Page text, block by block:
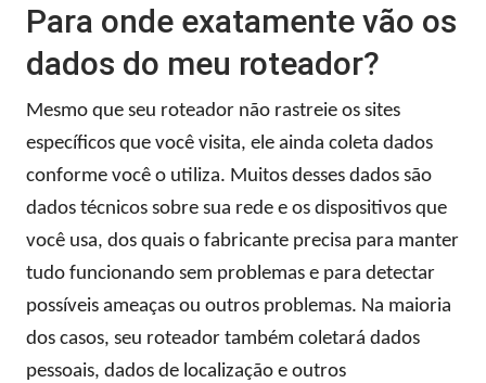
Para onde exatamente vão os
dados do meu roteador?
Mesmo que seu roteador não rastreie os sites
específicos que você visita, ele ainda coleta dados
conforme você o utiliza. Muitos desses dados são
dados técnicos sobre sua rede e os dispositivos que
você usa, dos quais o fabricante precisa para manter
tudo funcionando sem problemas e para detectar
possíveis ameaças ou outros problemas. Na maioria
dos casos, seu roteador também coletará dados
pessoais, dados de localização e outros